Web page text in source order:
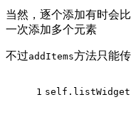
当然，逐个添加有时会
一次添加多个元素
不过addItems方法只能
1